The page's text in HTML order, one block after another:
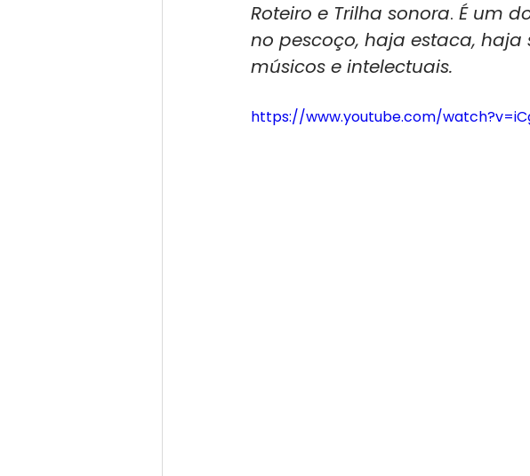
Roteiro e Trilha sonora. É um
no pescoço, haja estaca,
músicos e intelectuais.
https://www.youtube.com/